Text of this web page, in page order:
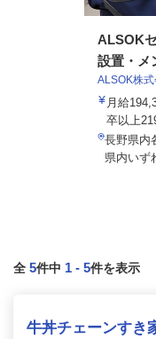
ALSOK
設置・メ
ALSOK株式
月給
卒以上
長野県内
県内いず
全 5件中 1 - 5件を表示
牛丼チェーンすき